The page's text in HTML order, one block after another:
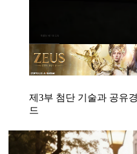
제3부 첨단 기술과 공유
드